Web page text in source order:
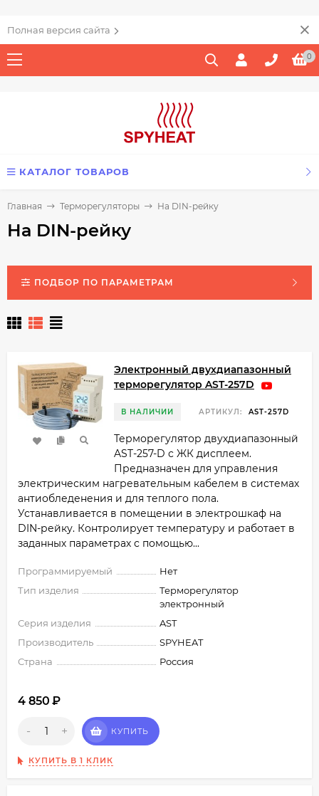
Полная версия сайта
0
КАТАЛОГ ТОВАРОВ
Главная Терморегуляторы На DIN-рейку
На DIN-рейку
ПОДБОР ПО ПАРАМЕТРАМ
Электронный двухдиапазонный
терморегулятор AST-257D
В НАЛИЧИИ АРТИКУЛ: AST-257D
Терморегулятор двухдиапазонный
AST-257-D с ЖК дисплеем.
Предназначен для управления
электрическим нагревательным кабелем в системах
антиобледенения и для теплого пола.
Устанавливается в помещении в электрошкаф на
DIN-рейку. Контролирует температуру и работает в
заданных параметрах с помощью...
Программируемый
Нет
Тип изделия
Терморегулятор
электронный
Серия изделия
AST
Производитель
SPYHEAT
Страна
Россия
4 850 ₽
- + КУПИТЬ
КУПИТЬ В 1 КЛИК